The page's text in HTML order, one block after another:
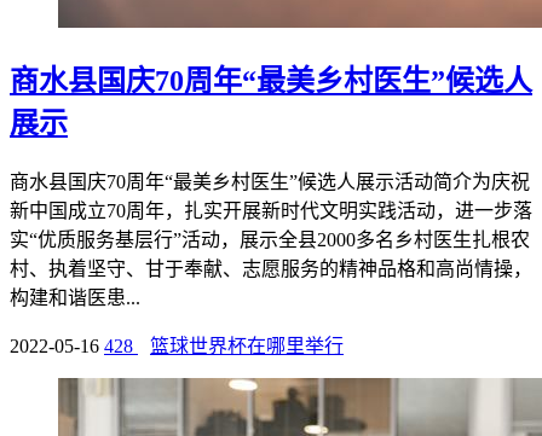
商水县国庆70周年“最美乡村医生”候选人
展示
商水县国庆70周年“最美乡村医生”候选人展示活动简介为庆祝
新中国成立70周年，扎实开展新时代文明实践活动，进一步落
实“优质服务基层行”活动，展示全县2000多名乡村医生扎根农
村、执着坚守、甘于奉献、志愿服务的精神品格和高尚情操，
构建和谐医患...
2022-05-16 428 篮球世界杯在哪里举行